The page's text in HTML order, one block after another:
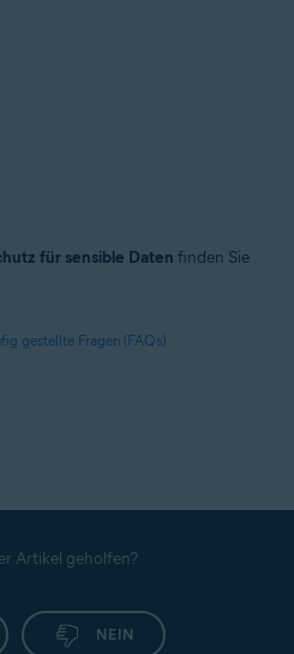
für sensible Daten finden Sie
gestellte Fragen (FAQs)
Artikel geholfen?
NEIN